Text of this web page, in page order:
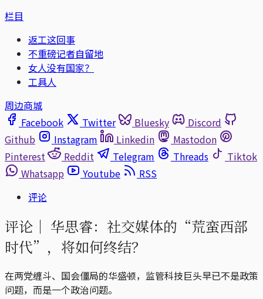
栏目
返工这回事
不重磅记者自留地
女人没有国家？
工具人
周边商城
Facebook
Twitter Bluesky
Discord
Github
Instagram Linkedin
Mastodon
Pinterest
Reddit Telegram Threads
Tiktok
Whatsapp
Youtube
RSS
评论
评论｜ 华思睿：社交媒体的“荒蛮西部
时代”，将如何终结？
在两党缠斗、国会僵局的华盛顿，监管科技巨头早已不是政策
问题，而是一个政治问题。